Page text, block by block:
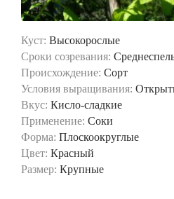
Куст: Высокорослые
Сроки созревания:
Происхождение: Сорт
Условия выращивания:
Вкус: Кисло-сладкие
Применение: Соки
Форма: Плоскоокруглые
Цвет: Красный
Размер: Крупные